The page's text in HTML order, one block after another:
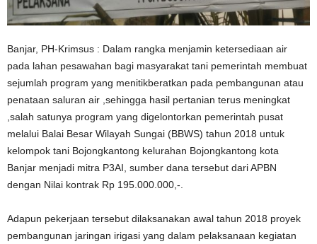
Banjar, PH-Krimsus : Dalam rangka menjamin ketersediaan air
pada lahan pesawahan bagi masyarakat tani pemerintah membuat
sejumlah program yang menitikberatkan pada pembangunan atau
penataan saluran air ,sehingga hasil pertanian terus meningkat
,salah satunya program yang digelontorkan pemerintah pusat
melalui Balai Besar Wilayah Sungai (BBWS) tahun 2018 untuk
kelompok tani Bojongkantong kelurahan Bojongkantong kota
Banjar menjadi mitra P3AI, sumber dana tersebut dari APBN
dengan Nilai kontrak Rp 195.000.000,-.
Adapun pekerjaan tersebut dilaksanakan awal tahun 2018 proyek
pembangunan jaringan irigasi yang dalam pelaksanaan kegiatan